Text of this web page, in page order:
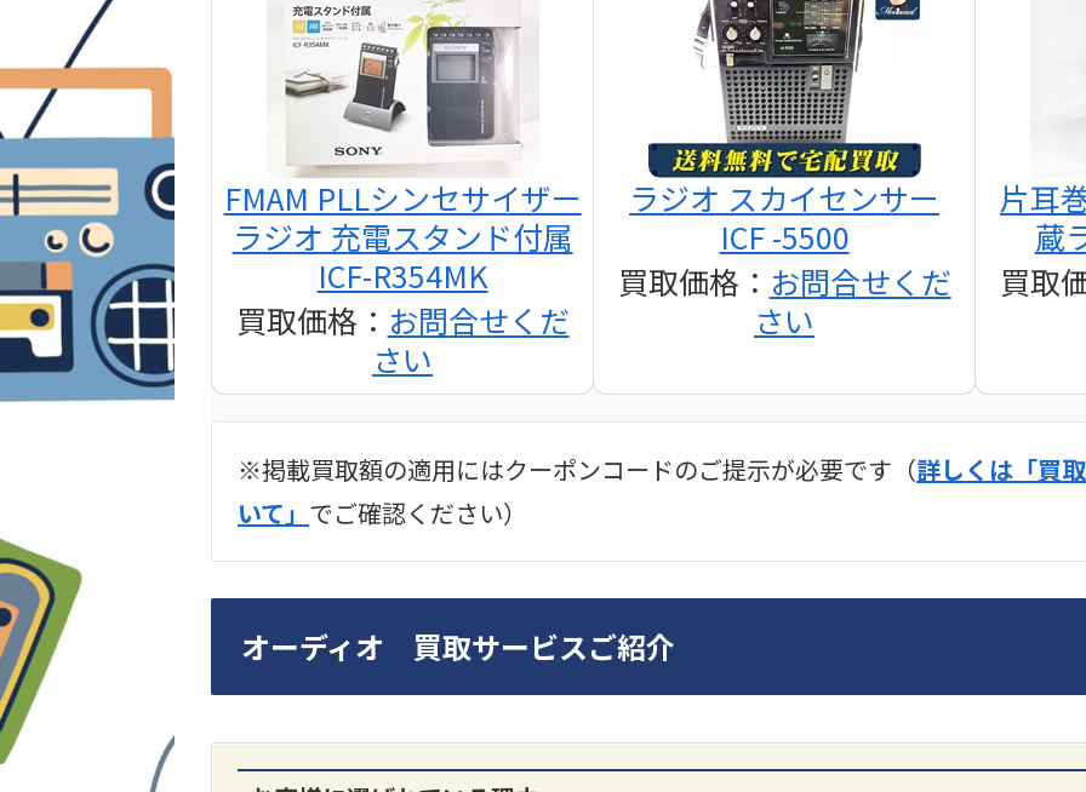
FMAM PLLシンセサイザー
ラジオ 充電スタンド付属
ICF-R354MK
買取価格： お問合せくだ
さい
ラジオ スカイセンサー
ICF -5500
買取価格： お問合せくだ
さい
片耳
蔵
買取
2024年12月更新 オーディオ買取価格
LUXKIT SONY
※掲載買取額の適用にはクーポンコードのご提示が必要です（詳しくは「買
いて」 でご確認ください）
オーディオ 買取サービスご紹介